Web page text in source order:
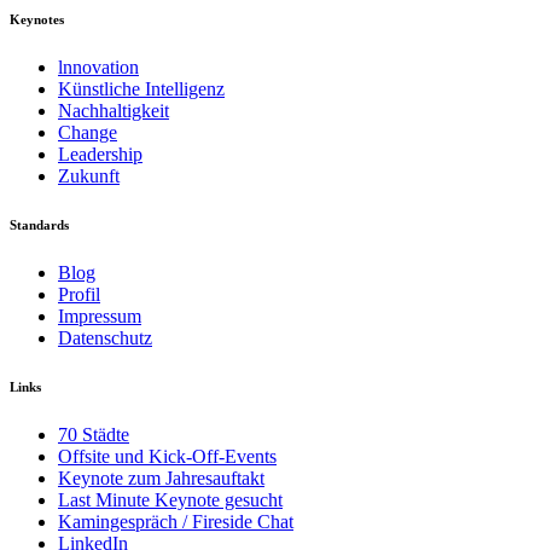
Keynotes
lnnovation
Künstliche Intelligenz
Nachhaltigkeit
Change
Leadership
Zukunft
Standards
Blog
Profil
Impressum
Datenschutz
Links
70 Städte
Offsite und Kick-Off-Events
Keynote zum Jahresauftakt
Last Minute Keynote gesucht
Kamingespräch / Fireside Chat
LinkedIn